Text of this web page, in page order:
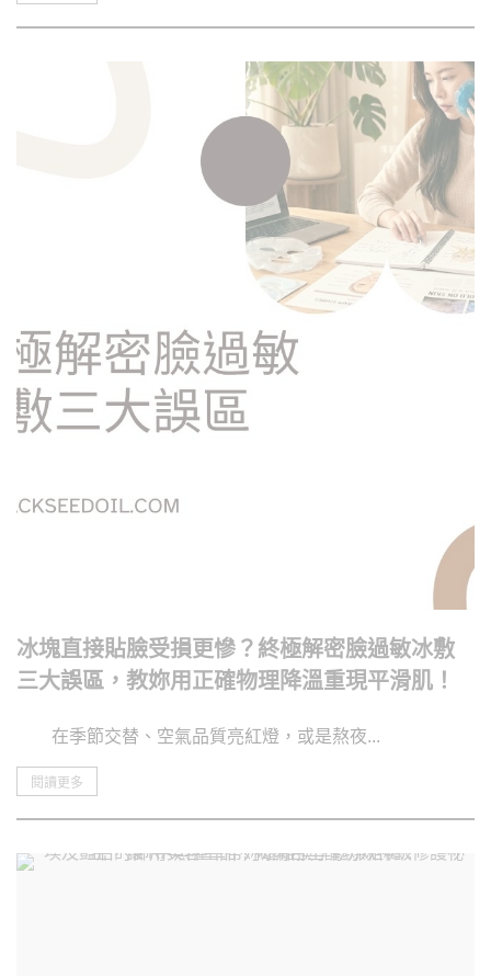
冰塊直接貼臉受損更慘？終極解密臉過敏冰敷
三大誤區，教妳用正確物理降溫重現平滑肌！
在季節交替、空氣品質亮紅燈，或是熬夜...
閱讀更多